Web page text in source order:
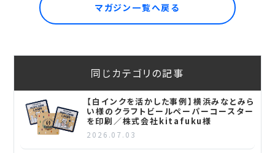
同じカテゴリの記事
【白インクを活かした事例】横浜みなとみら
い様のクラフトビールペーパーコースター
を印刷／株式会社kitafuku様
2026.07.03
マガジン一覧へ戻る